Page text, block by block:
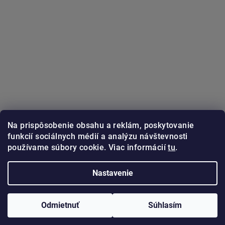
Na prispôsobenie obsahu a reklám, poskytovanie
funkcií sociálnych médií a analýzu návštevnosti
používame súbory cookie. Viac informáciítu.
Nastavenie
Odmietnuť Súhlasím
Sledovať na Instagrame
GUNSTER.sk
Vytvoril Shoptet